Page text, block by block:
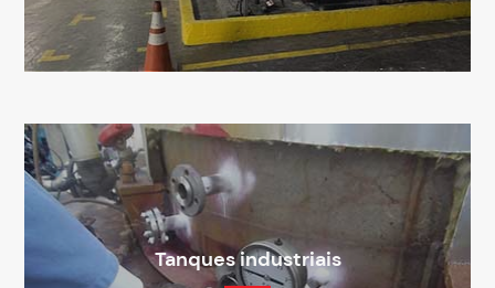
Tanques industriais